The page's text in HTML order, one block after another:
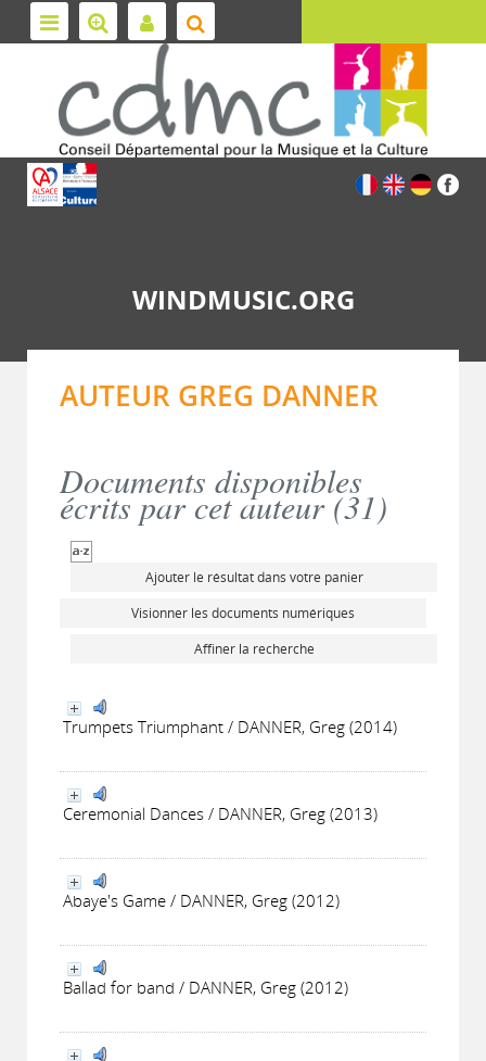
WINDMUSIC.ORG
AUTEUR GREG DANNER
Documents disponibles
écrits par cet auteur (31)
Ajouter le résultat dans votre panier
Visionner les documents numériques
Affiner la recherche
Trumpets Triumphant / DANNER, Greg (2014)
Ceremonial Dances / DANNER, Greg (2013)
Abaye's Game / DANNER, Greg (2012)
Ballad for band / DANNER, Greg (2012)